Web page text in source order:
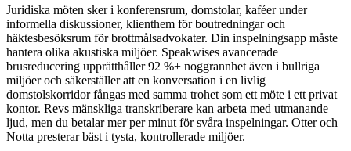
Juridiska möten sker i konferensrum, domstolar, kaféer under
informella diskussioner, klienthem för boutredningar och
häktesbesöksrum för brottmålsadvokater. Din inspelningsapp måste
hantera olika akustiska miljöer. Speakwises avancerade
brusreducering upprätthåller 92 %+ noggrannhet även i bullriga
miljöer och säkerställer att en konversation i en livlig
domstolskorridor fångas med samma trohet som ett möte i ett privat
kontor. Revs mänskliga transkriberare kan arbeta med utmanande
ljud, men du betalar mer per minut för svåra inspelningar. Otter och
Notta presterar bäst i tysta, kontrollerade miljöer.